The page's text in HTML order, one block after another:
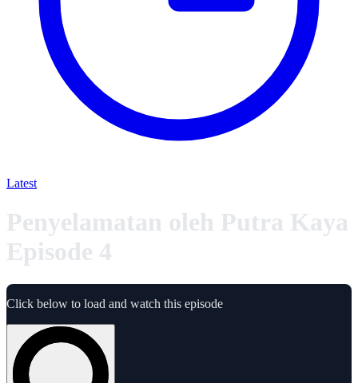
Latest
Penyelamatan oleh Putra Kaya
Episode 4
Click below to load and watch this episode